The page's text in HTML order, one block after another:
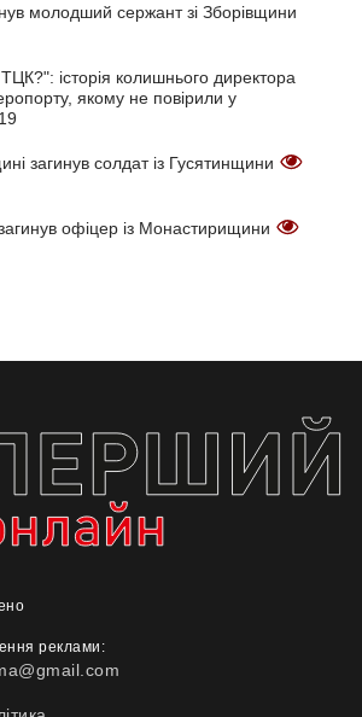
молодший сержант зі Зборівщини
історія колишнього директора
якому не повірили у
загинув солдат із Гусятинщини
офіцер із Монастирищини
реклами: